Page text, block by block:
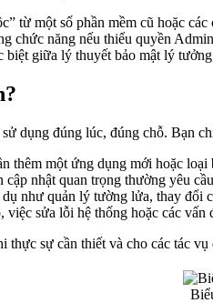
từ một số phần mềm cũ hoặc
chức năng nếu thiếu quyền
giữa lý thuyết bảo mật lý
dụng đúng lúc, đúng chỗ. Bạn
thêm một ứng dụng mới hoặc loại
cập nhật quan trọng thường yêu
như quản lý tường lửa, thay đổi
việc sửa lỗi hệ thống hoặc các
sự cần thiết và cho các tác